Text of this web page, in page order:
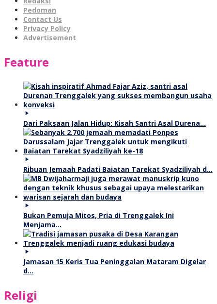
Pedoman
Contact Us
Privacy Policy
Advertisement
Feature
Dari Paksaan Jalan Hidup: Kisah Santri Asal Durena…
Ribuan Jemaah Padati Baiatan Tarekat Syadziliyah d…
Bukan Pemuja Mitos, Pria di Trenggalek Ini
Menjama…
Jamasan 15 Keris Tua Peninggalan Mataram Digelar
d…
Religi